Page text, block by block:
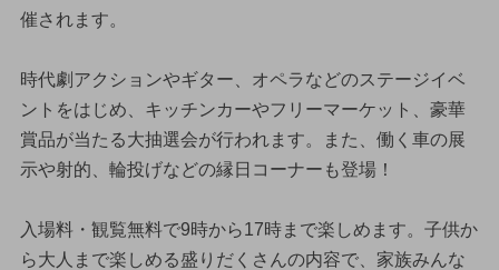
催されます。
時代劇アクションやギター、オペラなどのステージイベ
ントをはじめ、キッチンカーやフリーマーケット、豪華
賞品が当たる大抽選会が行われます。また、働く車の展
示や射的、輪投げなどの縁日コーナーも登場！
入場料・観覧無料で9時から17時まで楽しめます。子供か
ら大人まで楽しめる盛りだくさんの内容で、家族みんな